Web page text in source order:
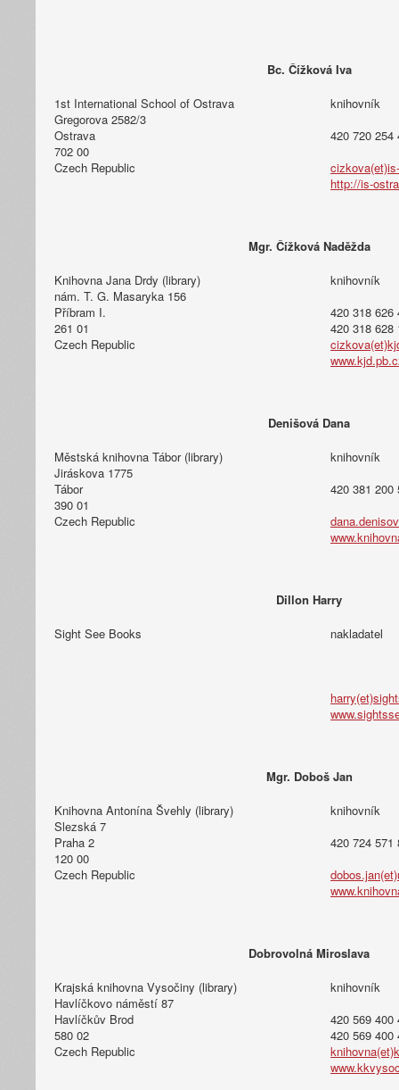
Bc. Čížková Iva
1st International School of Ostrava
Gregorova 2582/3
Ostrava
702 00
Czech Republic
knihovník
420 720 254
http://is-
Mgr. Čížková Naděžda
Knihovna Jana Drdy (library)
nám. T. G. Masaryka 156
Příbram I.
261 01
Czech Republic
knihovník
420 318 626
420 318 628
Denišová Dana
Městská knihovna Tábor (library)
Jiráskova 1775
Tábor
390 01
Czech Republic
knihovník
420 381 200
Dillon Harry
Sight See Books
nakladatel
Mgr. Doboš Jan
Knihovna Antonína Švehly (library)
Slezská 7
Praha 2
120 00
Czech Republic
knihovník
420 724 571
Dobrovolná Miroslava
Krajská knihovna Vysočiny (library)
Havlíčkovo náměstí 87
Havlíčkův Brod
580 02
Czech Republic
knihovník
420 569 400
420 569 400